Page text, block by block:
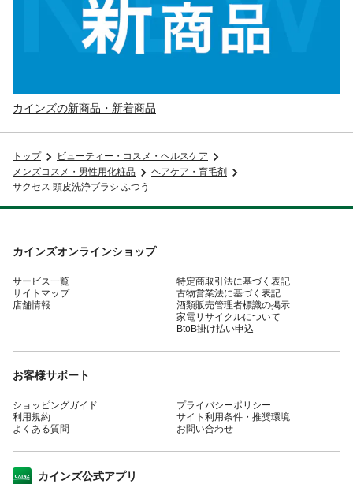
カインズの新商品・新着商品
トップ
ビューティー・コスメ・ヘルスケア
メンズコスメ・男性用化粧品
ヘアケア・育毛剤
サクセス 頭皮洗浄ブラシ ふつう
カインズオンラインショップ
サービス一覧
サイトマップ
店舗情報
特定商取引法に基づく表記
古物営業法に基づく表記
酒類販売管理者標識の掲示
家電リサイクルについて
BtoB掛け払い申込
お客様サポート
ショッピングガイド
利用規約
よくある質問
プライバシーポリシー
サイト利用条件・推奨環境
お問い合わせ
カインズ公式アプリ